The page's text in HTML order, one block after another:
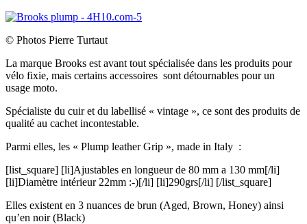
© Photos Pierre Turtaut
La marque Brooks est avant tout spécialisée dans les produits pour
vélo fixie, mais certains accessoires sont détournables pour un
usage moto.
Spécialiste du cuir et du labellisé « vintage », ce sont des produits de
qualité au cachet incontestable.
Parmi elles, les « Plump leather Grip », made in Italy :
[list_square] [li]Ajustables en longueur de 80 mm a 130 mm[/li]
[li]Diamètre intérieur 22mm :-)[/li] [li]290grs[/li] [/list_square]
Elles existent en 3 nuances de brun (Aged, Brown, Honey) ainsi
qu’en noir (Black)